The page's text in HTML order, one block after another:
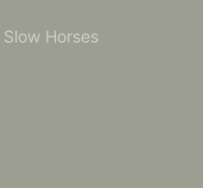
Slow Horses